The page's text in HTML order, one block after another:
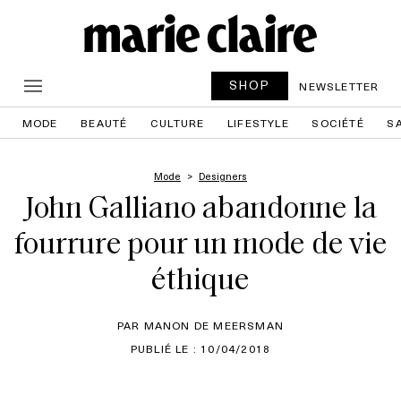
SHOP NEWSLETTER
MODE BEAUTÉ CULTURE LIFESTYLE SOCIÉTÉ
Mode Designers
John Galliano abandonne la
fourrure pour un mode de vie
éthique
PAR MANON DE MEERSMAN
PUBLIÉ LE : 10/04/2018